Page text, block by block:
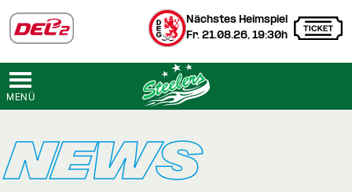
Nächstes Heimspiel
Fr. 21.08.26, 19:30h
MENÜ
NEWS